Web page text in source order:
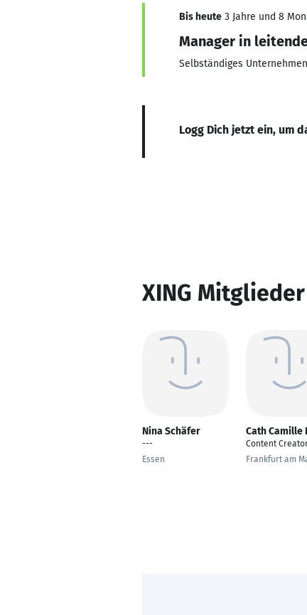
Bis heute 3 Jahre und 8
Manager in
Selbständiges Unternehmen
Logg Dich jetzt ein, um
XING
Nina Schäfer
---
Essen
Cath Camille
Content
Frankfurt am